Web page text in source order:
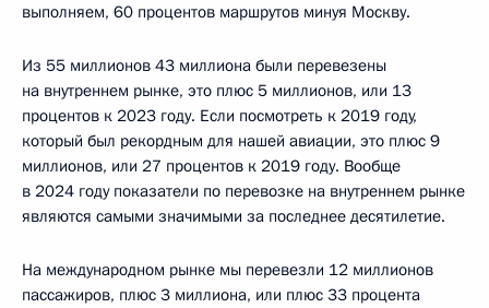
выполняем, 60 процентов маршрутов минуя Москву.
Из 55 миллионов 43 миллиона были перевезены
на внутреннем рынке, это плюс 5 миллионов, или 13
процентов к 2023 году. Если посмотреть к 2019 году,
который был рекордным для нашей авиации, это плюс 9
миллионов, или 27 процентов к 2019 году. Вообще
в 2024 году показатели по перевозке на внутреннем рынке
являются самыми значимыми за последнее десятилетие.
На международном рынке мы перевезли 12 миллионов
пассажиров, плюс 3 миллиона, или плюс 33 процента